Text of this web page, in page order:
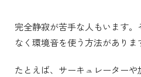
完全静寂が苦手な人もいます
なく環境音を使う方法がありま
たとえば、サーキュレーター